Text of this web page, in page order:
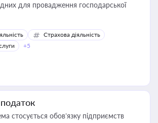
для провадження господарської
Страхова діяльність
+5
стосується обов’язку підприємств